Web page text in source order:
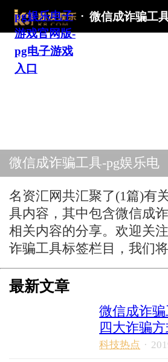
pg娱乐电子
游戏官网版-
pg电子游戏
入口
· 微信成诈骗工
微信成诈骗工具-pg娱乐电
子游戏官网版
名资汇网共汇聚了(1篇)有
具内容，其中包含微信成
相关内容的分享。欢迎关
诈骗工具标签栏目，我们将
最新文章
微信成诈
四大诈骗
科技热点 ·